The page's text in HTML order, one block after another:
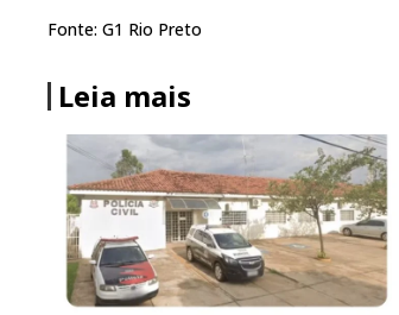
Fonte: G1 Rio Preto
Leia mais